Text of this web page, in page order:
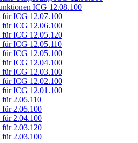
ICG 12.08.100
für ICG 12.07.100
für ICG 12.06.100
für ICG 12.05.120
für ICG 12.05.110
für ICG 12.05.100
für ICG 12.04.100
für ICG 12.03.100
für ICG 12.02.100
für ICG 12.01.100
für 2.05.110
für 2.05.100
für 2.04.100
für 2.03.120
für 2.03.100